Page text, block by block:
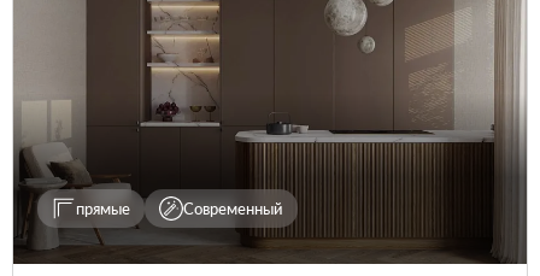
прямые Современный